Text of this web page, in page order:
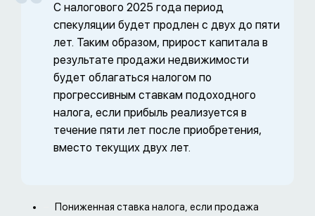
С налогового 2025 года период
спекуляции будет продлен с двух до пяти
лет. Таким образом, прирост капитала в
результате продажи недвижимости
будет облагаться налогом по
прогрессивным ставкам подоходного
налога, если прибыль реализуется в
течение пяти лет после приобретения,
вместо текущих двух лет.
Пониженная ставка налога, если продажа